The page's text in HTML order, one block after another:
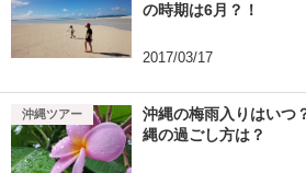
の時期は6月？！
2017/03/17
沖縄の梅雨入りはいつ
縄の過ごし方は？
沖縄ツアー